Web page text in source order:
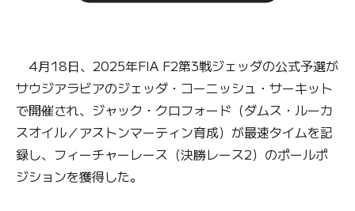
4月18日、2025年FIA F2第3戦ジェッダの公式予選が
サウジアラビアのジェッダ・コーニッシュ・サーキット
で開催され、ジャック・クロフォード（ダムス・ルーカ
スオイル／アストンマーティン育成）が最速タイムを記
録し、フィーチャーレース（決勝レース2）のポールポ
ジションを獲得した。